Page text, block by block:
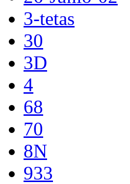
3-tetas
30
3D
4
68
70
8N
933